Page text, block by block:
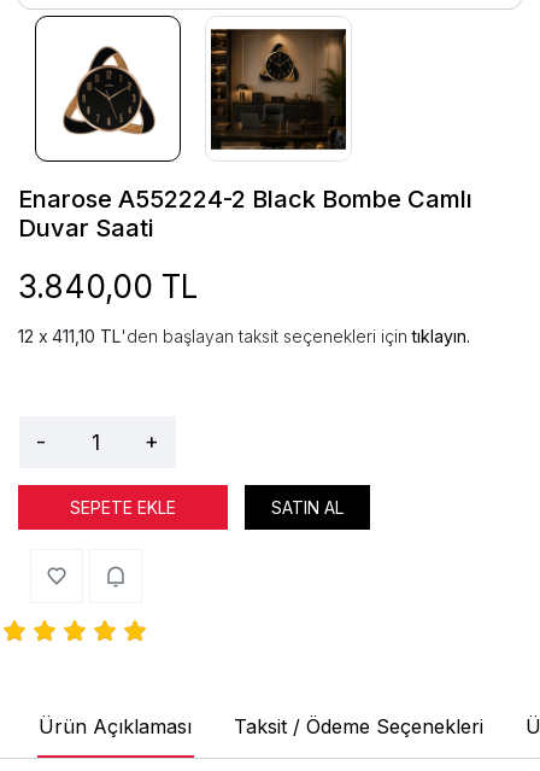
Enarose A552224-2 Black Bombe Camlı
Duvar Saati
3.840,00 TL
411,10 TL'den başlayan taksit seçenekleri içintıklayın.
- +
SEPETE EKLE SATIN AL
Ürün Açıklaması Taksit / Ödeme Seçenekleri